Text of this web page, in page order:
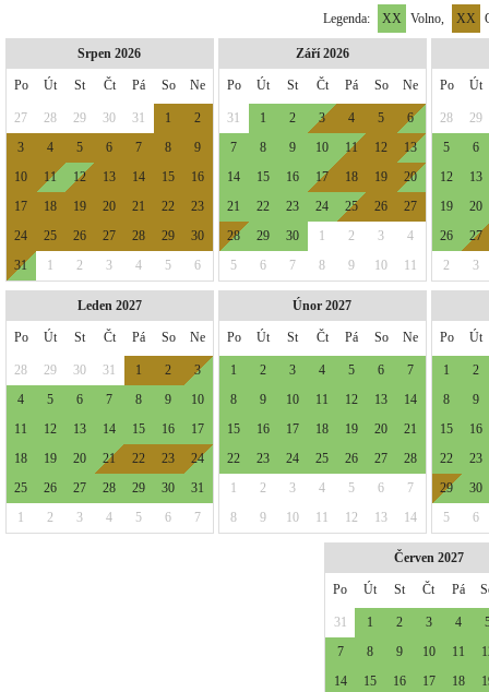
Legenda: XX Volno, XX
Srpen 2026
Po Út St Čt Pá So Ne
27 28 29 30 31 1
2
3
4 5 6 7 8
9
10
11 12 13 14 15
16
17
18 19 20 21 22
23
24
25 26 27 28 29
30
31
1 2 3 4 5 6
Září 2026
Po Út St Čt Pá So Ne
31 1 2 3 4 5
6
7
8 9 10 11 12
13
14
15 16 17 18 19
20
21
22 23 24 25 26
27
28
29 30 1 2 3
4
5
6 7 8 9 10 11
Po Út
28
29
5
6
12
13
19
20
26
27
2
3
Leden 2027
Po Út St Čt Pá So Ne
28 29 30 31 1 2
3
4
5 6 7 8 9
10
11
12 13 14 15 16
17
18
19 20 21 22 23
24
25
26 27 28 29 30
31
1
2 3 4 5 6 7
Únor 2027
Po Út St Čt Pá So Ne
1 2 3 4 5 6
7
8
9 10 11 12 13
14
15
16 17 18 19 20
21
22
23 24 25 26 27
28
1
2 3 4 5 6
7
8
9 10 11 12 13 14
Po Út
1
2
8
9
15
16
22
23
29
30
5
6
Červen 2027
Po Út St Čt Pá
31 1 2 3 4
7
8 9 10 11
14
15 16 17 18